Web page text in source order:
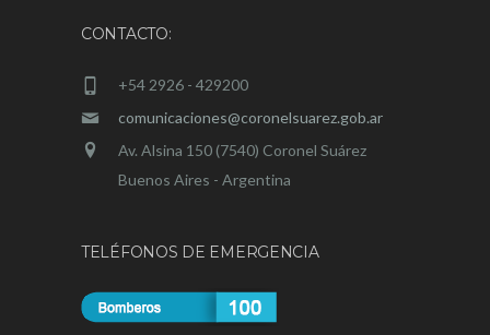
CONTACTO:
+54 2926 - 429200
comunicaciones@coronelsuarez.gob.ar
Av. Alsina 150 (7540) Coronel Suárez
Buenos Aires - Argentina
TELÉFONOS DE EMERGENCIA